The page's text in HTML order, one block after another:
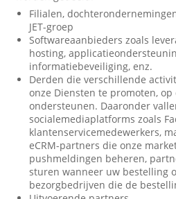
Filialen,
JET-groep
Softwareaanbieders zoals
hosting,
informatiebeveiliging, enz.
Derden die verschillende
onze Diensten te promoten,
ondersteunen. Daaronder
socialemediaplatforms zoals
klantenservicemedewerkers,
eCRM-partners die onze
pushmeldingen beheren,
sturen wanneer uw bestelling
bezorgbedrijven die de